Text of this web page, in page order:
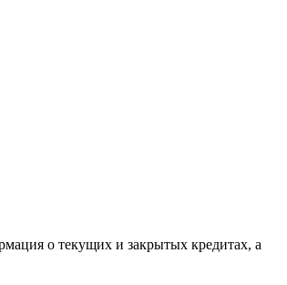
о текущих и закрытых кредитах, а